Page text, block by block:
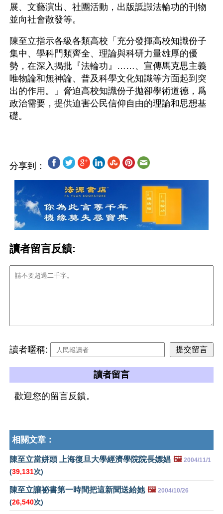
展、文藝演出、社團活動，出版詆譭法輪功的刊物
並向社會散發等。
陳至立指示各級各類高校「充分發揮高校知識份子
集中、學科門類齊全、理論與科研力量雄厚的優
勢，在深入揭批『法輪功』……、宣傳馬克思主義
唯物論和無神論、普及科學文化知識等方面起到突
出的作用。」脅迫高校知識份子拋卻學術道德，爲
政治需要，提供迫害公民信仰自由的理論和思想基
分享到：
讀者留言反饋:
讀者暱稱:
讀者留言
歡迎您的留言反饋。
相關文章：
陳至立當姘頭 上海復旦大學經濟學院院長嫖娼 🖼️ 2004/11/1
(39,131次)
陳至立讓祕書第一時間把這新聞送給她 🖼️ 2004/10/26
(26,540次)